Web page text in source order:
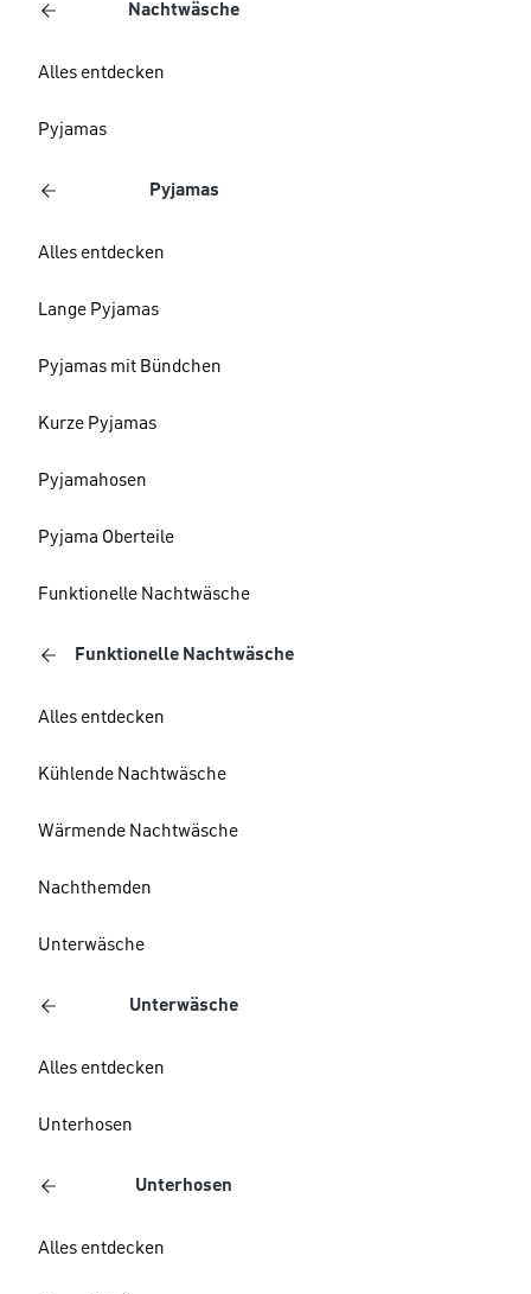
Nachtwäsche
Alles entdecken
Pyjamas
Pyjamas
Alles entdecken
Lange Pyjamas
Pyjamas mit Bündchen
Kurze Pyjamas
Pyjamahosen
Pyjama Oberteile
Funktionelle Nachtwäsche
Funktionelle Nachtwäsche
Alles entdecken
Kühlende Nachtwäsche
Wärmende Nachtwäsche
Nachthemden
Unterwäsche
Unterwäsche
Alles entdecken
Unterhosen
Unterhosen
Alles entdecken